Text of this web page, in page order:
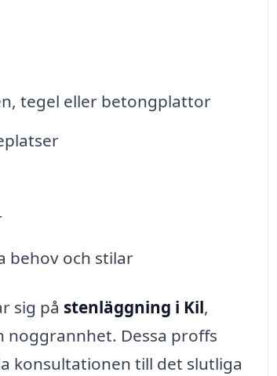
tegel eller betongplattor
behov och stilar
sig på stenläggning i Kil,
Dessa proffs
konsultationen till det slutliga